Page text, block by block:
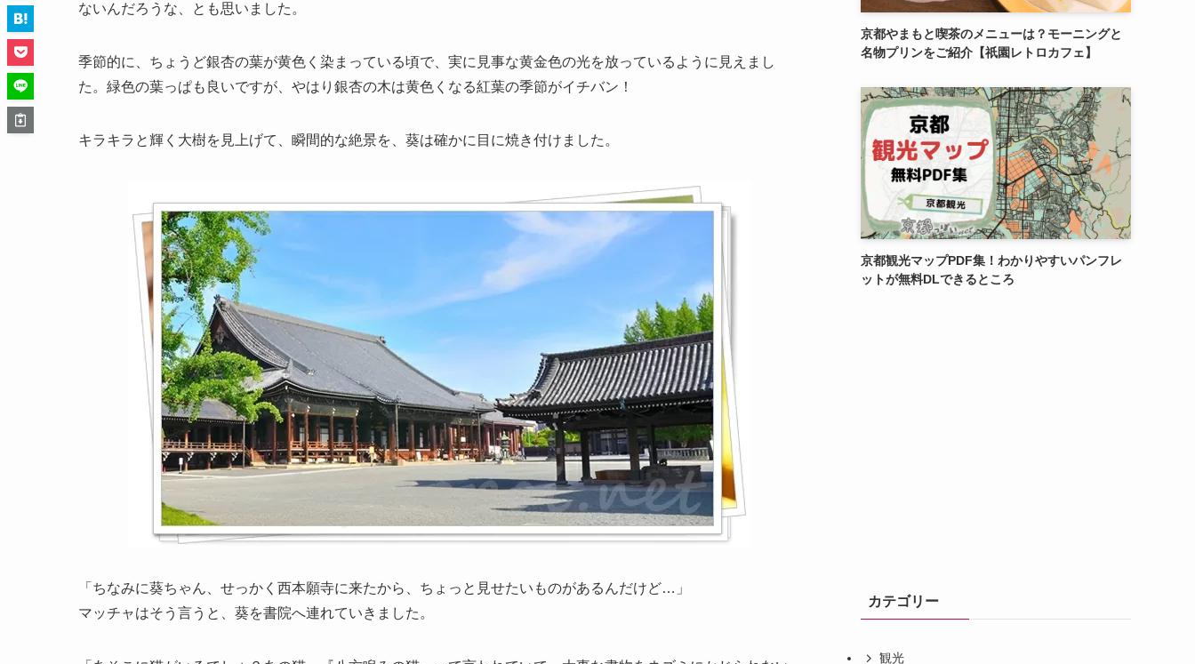
ないんだろうな、とも思いました。
季節的に、ちょうど銀杏の葉が黄色く染まっている頃で、実に見事な黄金色の光を放っているように見えまし
た。緑色の葉っぱも良いですが、やはり銀杏の木は黄色くなる紅葉の季節がイチバン！
キラキラと輝く大樹を見上げて、瞬間的な絶景を、葵は確かに目に焼き付けました。
「ちなみに葵ちゃん、せっかく西本願寺に来たから、ちょっと見せたいものがあるんだけど…」
マッチャはそう言うと、葵を書院へ連れていきました。
京都やまもと喫茶のメニューは？モーニングと
名物プリンをご紹介【祇園レトロカフェ】
京都観光マップPDF集！わかりやすいパンフレ
ットが無料DLできるところ
カテゴリー
観光